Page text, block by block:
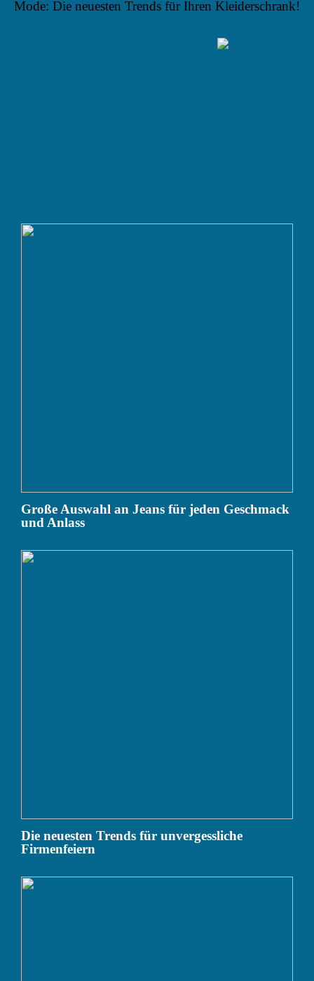
Mode: Die neuesten Trends für Ihren Kleiderschrank!
Große Auswahl an Jeans für jeden Geschmack
und Anlass
Die neuesten Trends für unvergessliche
Firmenfeiern